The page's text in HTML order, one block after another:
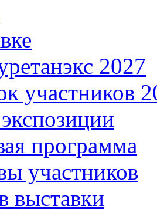
2027
участников
программа
участников
выставки